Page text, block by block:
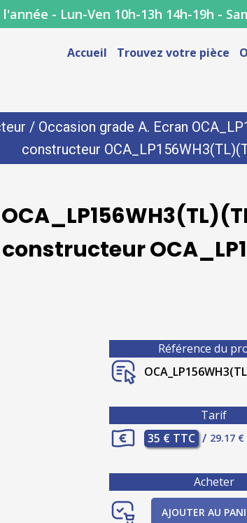
- Lun-Ven 10h-13h 14h-19h -
Accueil Trouvez votre pièce
/ Occasion grade A. Ecran
constructeur
Référence du
Tarif
35 € TTC / 29.17 €
Acheter
AJOUTER AU